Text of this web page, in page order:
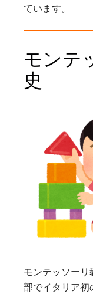
ています。
モンテ
史
モンテッソー
部でイタリア